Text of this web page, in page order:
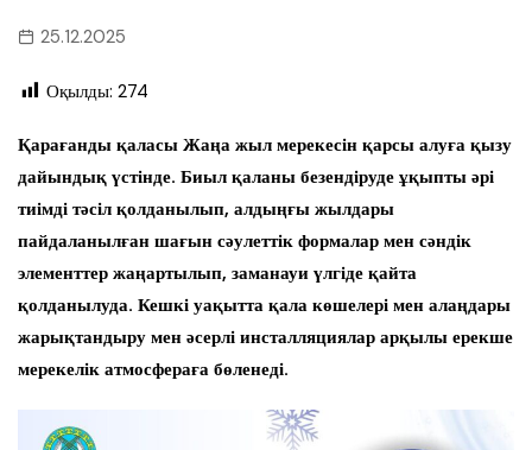
25.12.2025
Оқылды: 274
Қарағанды қаласы Жаңа жыл мерекесін қарсы алуға қызу
дайындық үстінде. Биыл қаланы безендіруде ұқыпты әрі
тиімді тәсіл қолданылып, алдыңғы жылдары
пайдаланылған шағын сәулеттік формалар мен сәндік
элементтер жаңартылып, заманауи үлгіде қайта
қолданылуда. Кешкі уақытта қала көшелері мен алаңдары
жарықтандыру мен әсерлі инсталляциялар арқылы ерекше
мерекелік атмосфераға бөленеді.